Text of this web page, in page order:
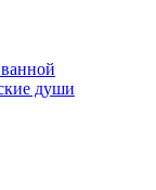
души